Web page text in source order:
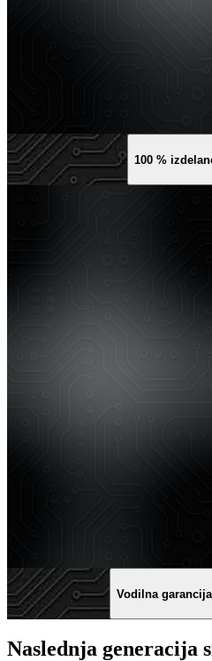
100 %
Vodilna
Naslednja generacija